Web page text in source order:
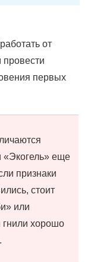
от
провести
первых
еще
признаки
стоит
или
гнили хорошо